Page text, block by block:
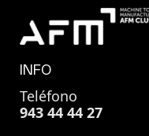
INFO
Teléfono
943 44 44 27